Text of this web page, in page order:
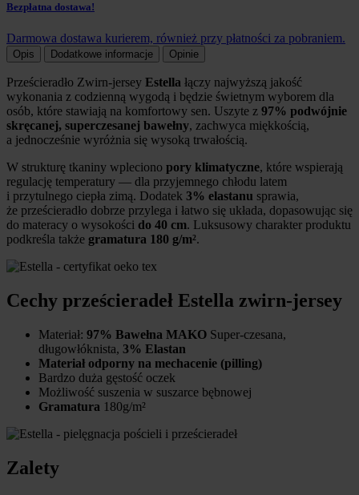
Bezpłatna dostawa!
Darmowa dostawa kurierem, również przy płatności za pobraniem.
Opis Dodatkowe informacje Opinie
Prześcieradło Zwirn-jersey Estella łączy najwyższą jakość
wykonania z codzienną wygodą i będzie świetnym wyborem dla
osób, które stawiają na komfortowy sen. Uszyte z 97% podwójnie
skręcanej, superczesanej bawełny, zachwyca miękkością,
a jednocześnie wyróżnia się wysoką trwałością.
W strukturę tkaniny wpleciono pory klimatyczne, które wspierają
regulację temperatury — dla przyjemnego chłodu latem
i przytulnego ciepła zimą. Dodatek 3% elastanu sprawia,
że prześcieradło dobrze przylega i łatwo się układa, dopasowując się
do materacy o wysokości do 40 cm. Luksusowy charakter produktu
podkreśla także gramatura 180 g/m².
Cechy prześcieradeł Estella zwirn-jersey
Materiał: 97% Bawełna MAKO Super-czesana,
długowłóknista, 3% Elastan
Materiał odporny na mechacenie (pilling)
Bardzo duża gęstość oczek
Możliwość suszenia w suszarce bębnowej
Gramatura 180g/m²
Zalety